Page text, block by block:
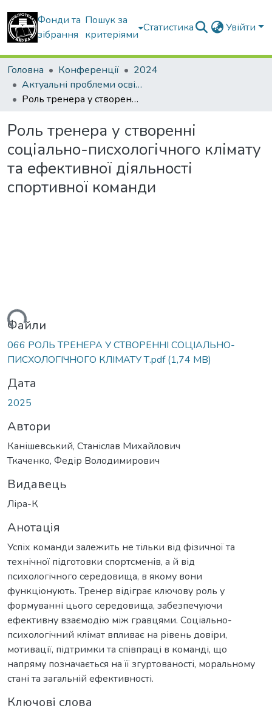
Фонди та
зібрання
Пошук за
критеріями
Статистика Увійти
Головна Конференції
2024
Актуальні проблеми освітнього процесу в контексті європейського вибору України
Роль тренера у створенні соціально-писхологічного клімату та ефективної діяльності спортивної команди
Роль тренера у створенні
соціально-писхологічного клімату
та ефективної діяльності
спортивної команди
Файли
066 РОЛЬ ТРЕНЕРА У СТВОРЕННІ СОЦІАЛЬНО-
ПИСХОЛОГІЧНОГО КЛІМАТУ Т.pdf(1,74 MB)
Дата
2025
Автори
Канішевський, Станіслав Михайлович
Ткаченко, Федір Володимирович
Видавець
Ліра-К
Анотація
Успіх команди залежить не тільки від фізичної та
технічної підготовки спортсменів, а й від
психологічного середовища, в якому вони
функціонують. Тренер відіграє ключову роль у
формуванні цього середовища, забезпечуючи
ефективну взаємодію між гравцями. Соціально-
психологічний клімат впливає на рівень довіри,
мотивації, підтримки та співпраці в команді, що
напряму позначається на її згуртованості, моральному
стані та загальній ефективності.
Ключові слова